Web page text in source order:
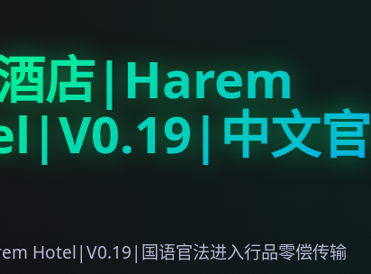
店|Harem
中文官
Hotel|V0.19|国语官法进入行品零偿传输